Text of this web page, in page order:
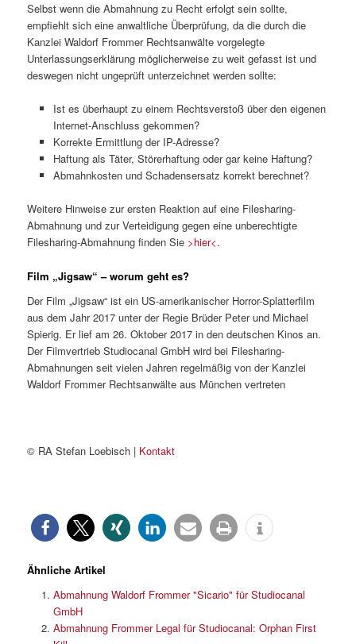
Selbst wenn die Abmahnung zu Recht erfolgt sein sollte,
empfiehlt sich eine anwaltliche Überprüfung, da die durch die
Kanzlei Waldorf Frommer Rechtsanwälte vorgelegte
Unterlassungserklärung möglicherweise zu weit gefasst ist und
deswegen nicht ungeprüft unterzeichnet werden sollte:
Ist es überhaupt zu einem Rechtsverstoß über den eigenen
Internet-Anschluss gekommen?
Korrekte Ermittlung der IP-Adresse?
Haftung als Täter, Störerhaftung oder gar keine Haftung?
Abmahnkosten und Schadensersatz korrekt berechnet?
Weitere Hinweise zur ersten Reaktion auf eine Filesharing-
Abmahnung und zur Verteidigung gegen eine unberechtigte
Filesharing-Abmahnung finden Sie >hier<.
Film „Jigsaw“ – worum geht es?
Der Film „Jigsaw“ ist ein US-amerikanischer Horror-Splatterfilm
aus dem Jahr 2017 unter der Regie Brüder Peter und Michael
Spierig. Er lief am 26. Oktober 2017 in den deutschen Kinos an.
Der Filmvertrieb Studiocanal GmbH wird bei Filesharing-
Abmahnungen seit vielen Jahren regelmäßig von der Kanzlei
Waldorf Frommer Rechtsanwälte aus München vertreten
© RA Stefan Loebisch | Kontakt
Ähnliche Artikel
Abmahnung Waldorf Frommer "Sicario" für Studiocanal
GmbH
Abmahnung Frommer Legal für Studiocanal: Orphan First